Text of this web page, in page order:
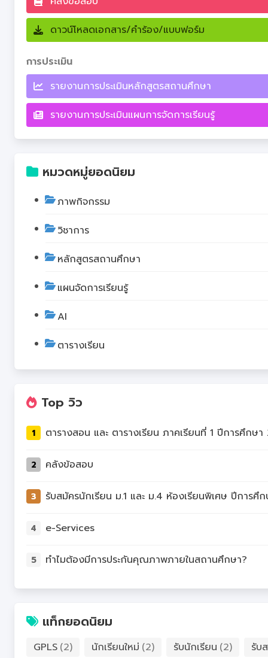
ดาวน์โหลดเอกสาร/คำร้อง/แบบฟอร์ม
การประเมิน
รายงานการประเมินหลักสูตรสถานศึกษา
รายงานการประเมินแผนการจัดการเรียนรู้
หมวดหมู่ยอดนิยม
ภาพกิจกรรม
วิชาการ
หลักสูตรสถานศึกษา
แผนจัดการเรียนรู้
AI
ตารางเรียน
Top วิว
1
2 คลังข้อสอบ
3
4 e-Services
5 ทำไมต้องมีการประกันคุณภาพภายในสถานศึกษา?
แท็กยอดนิยม
GPLS (2) นักเรียนใหม่ (2) รับนักเรียน (2)
รับ